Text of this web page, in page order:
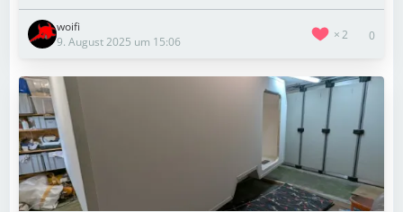
woifi
9. August 2025 um 15:06
2 0